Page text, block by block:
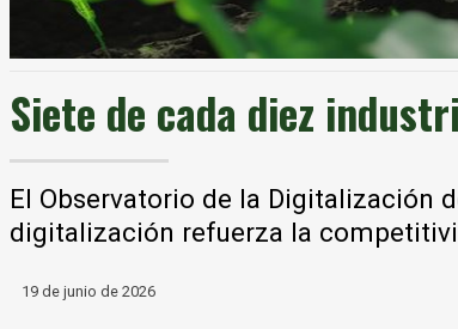
Siete de cada diez
El Observatorio de la Digitalización
digitalización refuerza la
19 de junio de 2026